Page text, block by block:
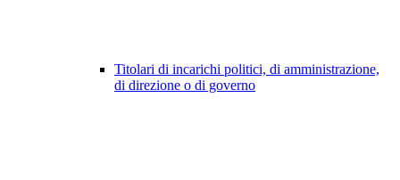
Titolari di incarichi politici, di amministrazione,
di direzione o di governo